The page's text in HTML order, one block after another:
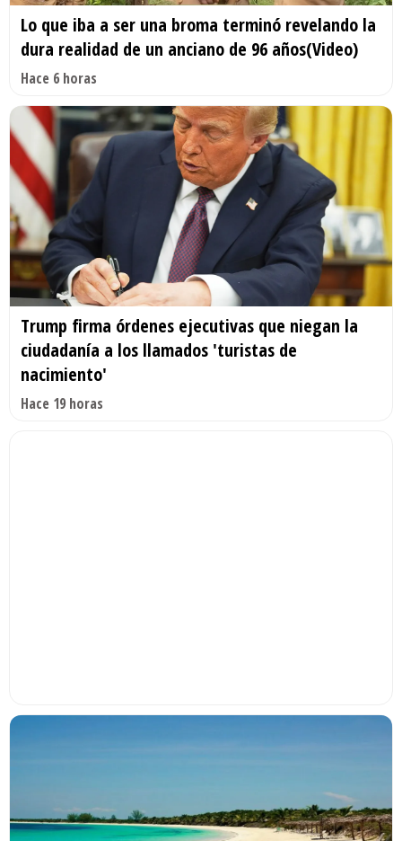
Lo que iba a ser una broma terminó revelando la
dura realidad de un anciano de 96 años(Video)
Hace 6 horas
Trump firma órdenes ejecutivas que niegan la
ciudadanía a los llamados 'turistas de
nacimiento'
Hace 19 horas